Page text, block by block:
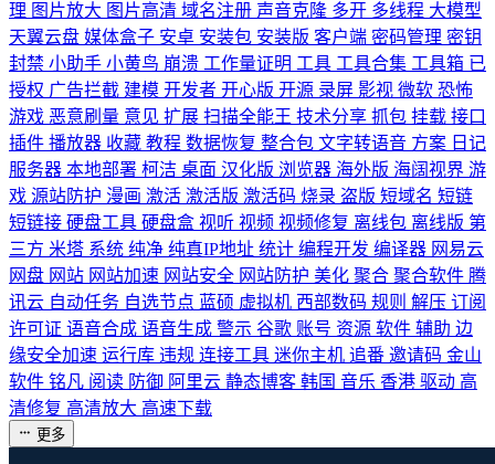
理 图片放大 图片高清 域名注册 声音克隆 多开 多线程 大模型
天翼云盘 媒体盒子 安卓 安装包 安装版 客户端 密码管理 密钥
封禁 小助手 小黄鸟 崩溃 工作量证明 工具 工具合集 工具箱 已
授权 广告拦截 建模 开发者 开心版 开源 录屏 影视 微软 恐怖
游戏 恶意刷量 意见 扩展 扫描全能王 技术分享 抓包 挂载 接口
插件 播放器 收藏 教程 数据恢复 整合包 文字转语音 方案 日记
服务器 本地部署 柯洁 桌面 汉化版 浏览器 海外版 海阔视界 游
戏 源站防护 漫画 激活 激活版 激活码 烧录 盗版 短域名 短链
短链接 硬盘工具 硬盘盒 视听 视频 视频修复 离线包 离线版 第
三方 米塔 系统 纯净 纯真IP地址 统计 编程开发 编译器 网易云
网盘 网站 网站加速 网站安全 网站防护 美化 聚合 聚合软件 腾
讯云 自动任务 自选节点 蓝硕 虚拟机 西部数码 规则 解压 订阅
许可证 语音合成 语音生成 警示 谷歌 账号 资源 软件 辅助 边
缘安全加速 运行库 违规 连接工具 迷你主机 追番 邀请码 金山
软件 铭凡 阅读 防御 阿里云 静态博客 韩国 音乐 香港 驱动 高
清修复 高清放大 高速下载
更多